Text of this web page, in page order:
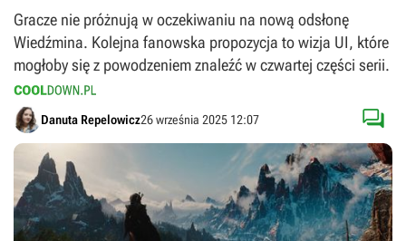
Gracze nie próżnują w oczekiwaniu na nową odsłonę
Wiedźmina. Kolejna fanowska propozycja to wizja UI, które
mogłoby się z powodzeniem znaleźć w czwartej części serii.
Danuta Repelowicz26 września 2025 12:07 